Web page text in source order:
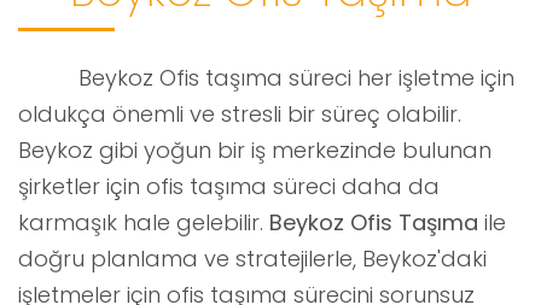
Beykoz Ofis taşıma süreci her işletme için
oldukça önemli ve stresli bir süreç olabilir.
Beykoz gibi yoğun bir iş merkezinde bulunan
şirketler için ofis taşıma süreci daha da
karmaşık hale gelebilir. Beykoz Ofis Taşıma ile
doğru planlama ve stratejilerle, Beykoz'daki
işletmeler için ofis taşıma sürecini sorunsuz